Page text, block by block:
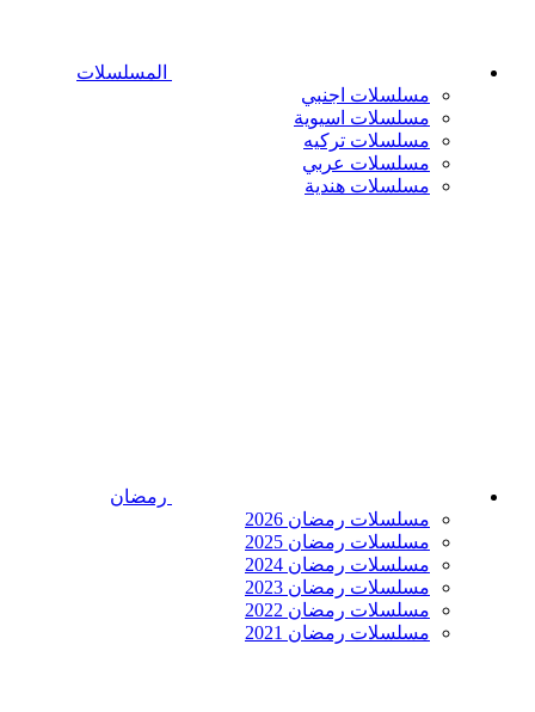
المسلسلات
مسلسلات اجنبي
مسلسلات اسيوية
مسلسلات تركيه
مسلسلات عربي
مسلسلات هندية
رمضان
مسلسلات رمضان 2026
مسلسلات رمضان 2025
مسلسلات رمضان 2024
مسلسلات رمضان 2023
مسلسلات رمضان 2022
مسلسلات رمضان 2021